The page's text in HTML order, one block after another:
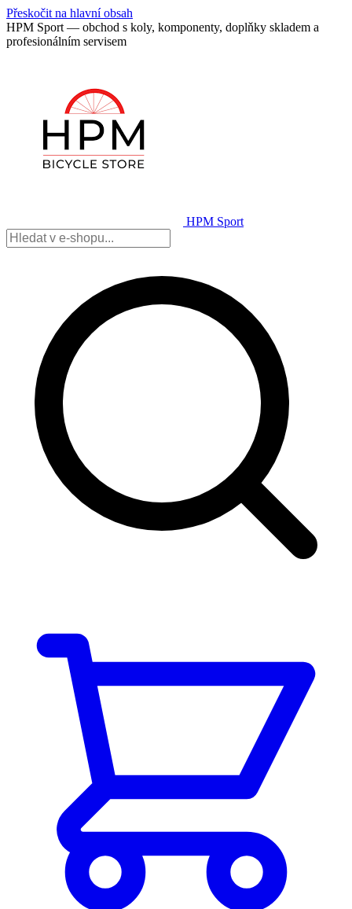
Přeskočit na hlavní obsah
HPM Sport — obchod s koly, komponenty, doplňky skladem a
profesionálním servisem
HPM Sport